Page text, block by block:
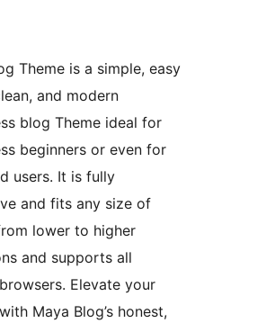
Theme is a simple, easy
and modern
blog Theme ideal for
beginners or even for
users. It is fully
and fits any size of
lower to higher
and supports all
Elevate your
Maya Blog’s honest,